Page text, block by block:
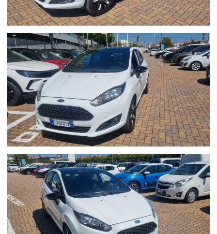
- Su ogni nostro veicolo vengono eseguiti più di 50 controlli
prima della consegna.
- In caso di veicoli da dare in permuta, si prega di inviare un
messaggio su Whatsapp al numero 389.535.7225 specificando
marca, modello, anno di immatricolazione, km percorsi, eventuali
interventi eseguiti e veicolo di interesse.
Sono inoltre necessarie fotografie dettagliate della vettura
posseduta. I nostri consulenti risponderanno indicando una
prima valutazione indicativa migliroabile di persona.
- Il Gruppo Autoquadrifoglio è concessionaria ufficiale Opel per
la vendita di autoveicoli e veicoli industriali dal 1978. Nel 2000
ha ampliato la gamma di servizi per i clienti con una moderna
autofficina meccanica.
Nel 2004 comincia l’avventura “Outlet dell’auto”, per la
commercializzazione di veicoli d’occasione garantiti di tutte le
marche.
Nel 2015 diventa nuova e unica concessionaria per la provincia
di Savona del brand Hyundai, aprendo una nuova sede in via
Braja 48r a Savona.
Oggi Autoquadrifoglio è anche concessionaria ufficiale per la
provincia di Savona dei brand Peugeot e Citroen, con sede in Via
Nizza 18 a Savona.